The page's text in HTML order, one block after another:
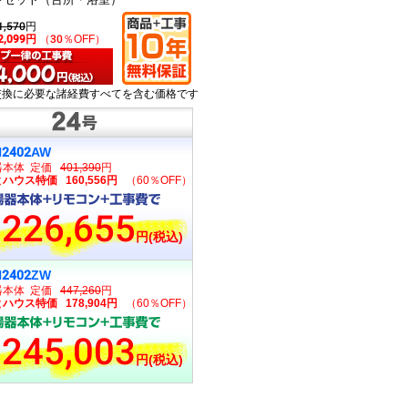
円
円
（30％OFF）
に必要な諸経費すべてを含む価格です
本体 定価 401,390円
ハウス特価 160,556円
（60％OFF）
226,655円(税込)
本体 定価 447,260円
ハウス特価 178,904円
（60％OFF）
245,003円(税込)